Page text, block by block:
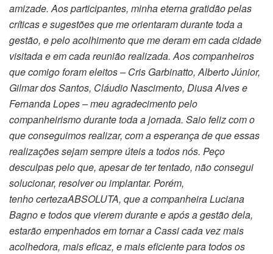
amizade. Aos participantes, minha eterna gratidão pelas
críticas e sugestões que me orientaram durante toda a
gestão, e pelo acolhimento que me deram em cada cidade
visitada e em cada reunião realizada. Aos companheiros
que comigo foram eleitos – Cris Garbinatto, Alberto Júnior,
Gilmar dos Santos, Cláudio Nascimento, Diusa Alves e
Fernanda Lopes – meu agradecimento pelo
companheirismo durante toda a jornada. Saio feliz com o
que conseguimos realizar, com a esperança de que essas
realizações sejam sempre úteis a todos nós. Peço
desculpas pelo que, apesar de ter tentado, não consegui
solucionar, resolver ou implantar. Porém,
tenhocertezaABSOLUTA, que a companheira Luciana
Bagno e todos que vierem durante e após a gestão dela,
estarão empenhados em tornar a Cassi cada vez mais
acolhedora, mais eficaz, e mais eficiente para todos os